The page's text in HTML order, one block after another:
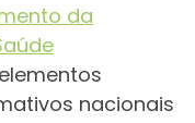
da
nacionais